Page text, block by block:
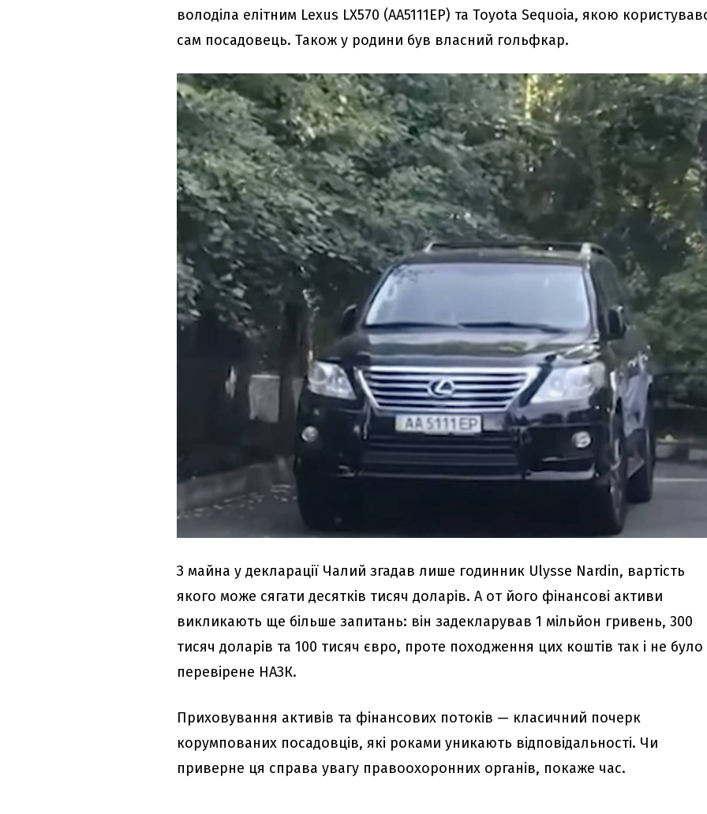
володіла елітним Lexus LX570 (АА5111ЕР) та Toyota Sequoia, якою
сам посадовець. Також у родини був власний гольфкар.
З майна у декларації Чалий згадав лише годинник Ulysse Nardin, вартість
якого може сягати десятків тисяч доларів. А от його фінансові активи
викликають ще більше запитань: він задекларував 1 мільйон гривень, 300
тисяч доларів та 100 тисяч євро, проте походження цих коштів так і не було
перевірене НАЗК.
Приховування активів та фінансових потоків — класичний почерк
корумпованих посадовців, які роками уникають відповідальності. Чи
приверне ця справа увагу правоохоронних органів, покаже час.